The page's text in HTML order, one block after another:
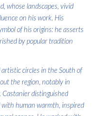
whose landscapes, vivid
on his work. His
of his origins: he asserts
by popular tradition
circles in the South of
the region, notably in
Castanier distinguished
human warmth, inspired